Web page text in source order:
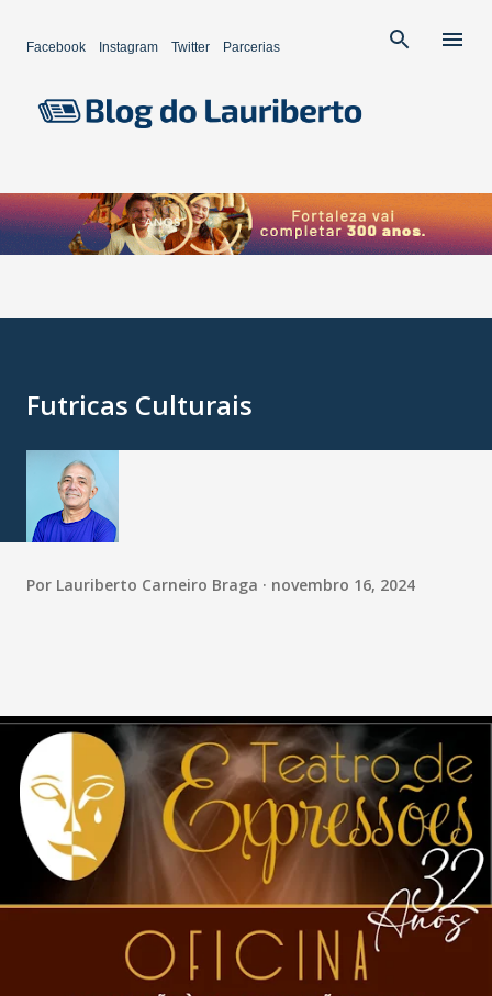
Facebook Instagram Twitter Parcerias
Futricas Culturais
Por Lauriberto Carneiro Braga novembro 16, 2024